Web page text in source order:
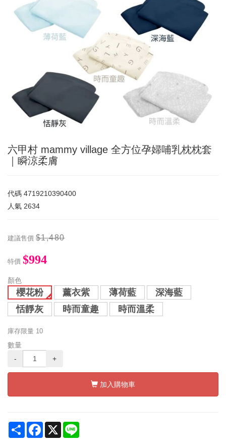
六甲村 mammy village 全方位孕婦哺乳枕枕套
｜瞬涼柔膚
代碼 4719210390400
人氣 2634
建議售價 $1,480
特價 $994
顏色
櫻花粉 薰衣紫 薄荷藍
深海藍
恬靜灰
時而童趣 時而溫柔
庫存限量 10
數量
-
+
加入購物車
Share Facebook
X